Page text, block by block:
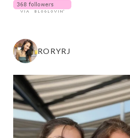
RORYRJ